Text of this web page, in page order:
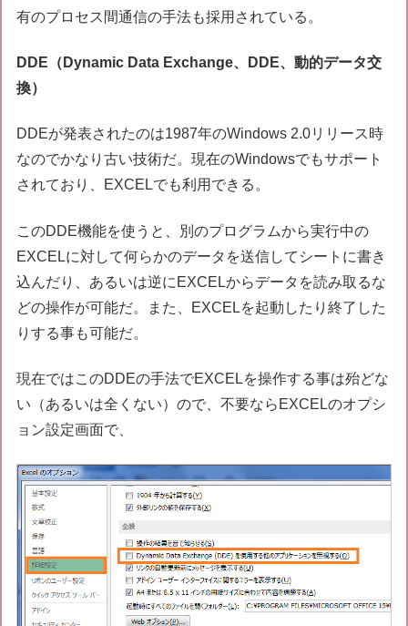
有のプロセス間通信の手法も採用されている。
DDE（Dynamic Data Exchange、DDE、動的データ交
換）
DDEが発表されたのは1987年のWindows 2.0リリース時
なのでかなり古い技術だ。現在のWindowsでもサポート
されており、EXCELでも利用できる。
このDDE機能を使うと、別のプログラムから実行中の
EXCELに対して何らかのデータを送信してシートに書き
込んだり、あるいは逆にEXCELからデータを読み取るな
どの操作が可能だ。また、EXCELを起動したり終了した
りする事も可能だ。
現在ではこのDDEの手法でEXCELを操作する事は殆どな
い（あるいは全くない）ので、不要ならEXCELのオプシ
ョン設定画面で、